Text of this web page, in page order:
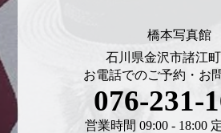
橋本写真館
石川県金沢市諸江
お電話でのご予約・お
076-231-
営業時間 09:00 - 18:00